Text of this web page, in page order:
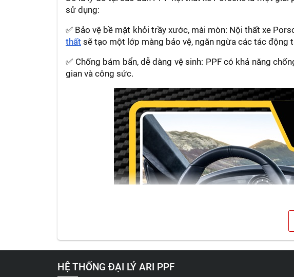
sử dụng:
✅ Bảo vệ bề mặt khỏi trầy xước, mài mòn: Nội thất xe
thất sẽ tạo một lớp màng bảo vệ, ngăn ngừa các tác động
✅ Chống bám bẩn, dễ dàng vệ sinh: PPF có khả năng
gian và công sức.
HỆ THỐNG ĐẠI LÝ ARI PPF